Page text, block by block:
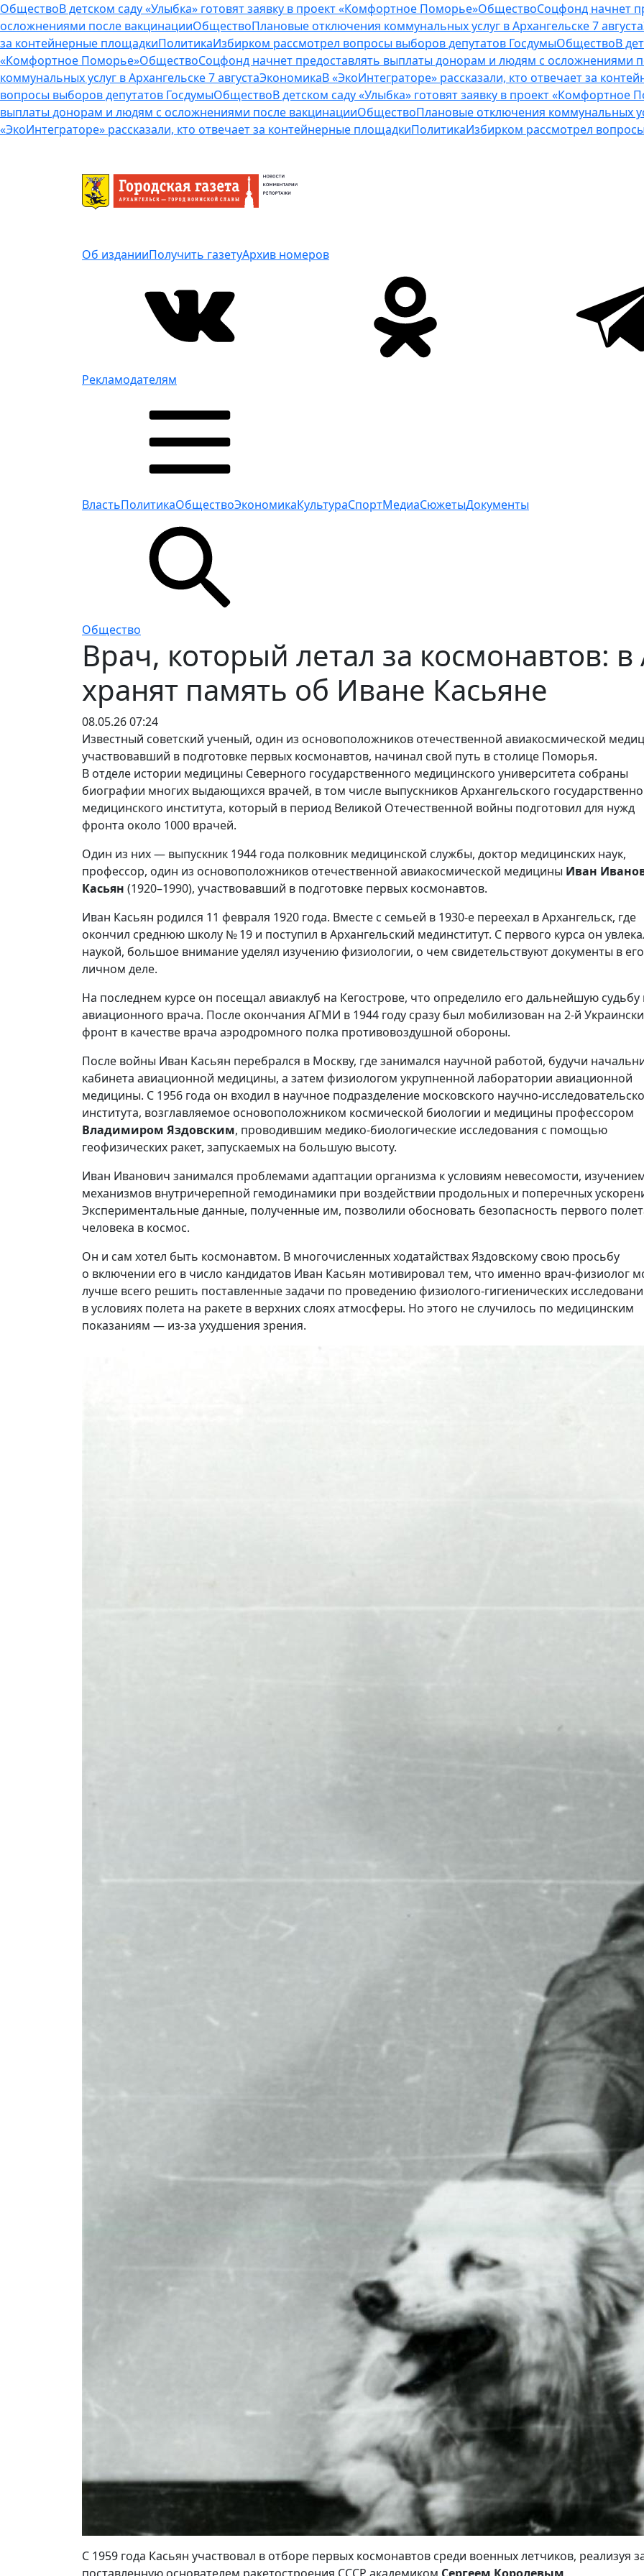
ОбществоВ детском саду «Улыбка» готовят заявку в проект «Комфортное Поморье»ОбществоСоцфонд начнет
осложнениями после вакцинацииОбществоПлановые отключения коммунальных услуг в Архангельске 7 августа
за контейнерные площадкиПолитикаИзбирком рассмотрел вопросы выборов депутатов ГосдумыОбществоВ
«Комфортное Поморье»ОбществоСоцфонд начнет предоставлять выплаты донорам и людям с осложнениями
коммунальных услуг в Архангельске 7 августаЭкономикаВ «ЭкоИнтеграторе» рассказали, кто отвечает за
вопросы выборов депутатов ГосдумыОбществоВ детском саду «Улыбка» готовят заявку в проект «Комфортное
выплаты донорам и людям с осложнениями после вакцинацииОбществоПлановые отключения коммунальных
«ЭкоИнтеграторе» рассказали, кто отвечает за контейнерные площадкиПолитикаИзбирком рассмотрел
Об изданииПолучить газетуАрхив номеров
Рекламодателям
ВластьПолитикаОбществоЭкономикаКультураСпортМедиаСюжетыДокументы
Общество
Врач, который летал за космонавтов: в
хранят память об Иване Касьяне
08.05.26 07:24
Известный советский ученый, один из основоположников отечественной авиакосмической
участвовавший в подготовке первых космонавтов, начинал свой путь в столице Поморья.
В отделе истории медицины Северного государственного медицинского университета собраны
биографии многих выдающихся врачей, в том числе выпускников Архангельского
медицинского института, который в период Великой Отечественной войны подготовил для нужд
фронта около 1000 врачей.
Один из них — выпускник 1944 года полковник медицинской службы, доктор медицинских наук,
профессор, один из основоположников отечественной авиакосмической медицины Иван
Касьян (1920–1990), участвовавший в подготовке первых космонавтов.
Иван Касьян родился 11 февраля 1920 года. Вместе с семьей в 1930-е переехал в Архангельск, где
окончил среднюю школу № 19 и поступил в Архангельский мединститут. С первого курса он
наукой, большое внимание уделял изучению физиологии, о чем свидетельствуют документы в его
личном деле.
На последнем курсе он посещал авиаклуб на Кегострове, что определило его дальнейшую судьбу
авиационного врача. После окончания АГМИ в 1944 году сразу был мобилизован на 2-й
фронт в качестве врача аэродромного полка противовоздушной обороны.
После войны Иван Касьян перебрался в Москву, где занимался научной работой, будучи
кабинета авиационной медицины, а затем физиологом укрупненной лаборатории авиационной
медицины. С 1956 года он входил в научное подразделение московского научно-
института, возглавляемое основоположником космической биологии и медицины профессором
Владимиром Яздовским, проводившим медико-биологические исследования с помощью
геофизических ракет, запускаемых на большую высоту.
Иван Иванович занимался проблемами адаптации организма к условиям невесомости,
механизмов внутричерепной гемодинамики при воздействии продольных и поперечных
Экспериментальные данные, полученные им, позволили обосновать безопасность первого
человека в космос.
Он и сам хотел быть космонавтом. В многочисленных ходатайствах Яздовскому свою просьбу
о включении его в число кандидатов Иван Касьян мотивировал тем, что именно врач-физиолог
лучше всего решить поставленные задачи по проведению физиолого-гигиенических
в условиях полета на ракете в верхних слоях атмосферы. Но этого не случилось по медицинским
показаниям — из-за ухудшения зрения.
С 1959 года Касьян участвовал в отборе первых космонавтов среди военных летчиков, реализуя